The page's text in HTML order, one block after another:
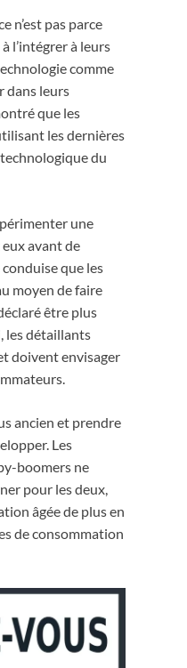
n’est pas parce
l’intégrer à leurs
comme
dans leurs
que les
les dernières
du
une
avant de
que les
moyen de faire
être plus
les détaillants
doivent envisager
ancien et prendre
Les
boomers ne
pour les deux,
âgée de plus en
de consommation